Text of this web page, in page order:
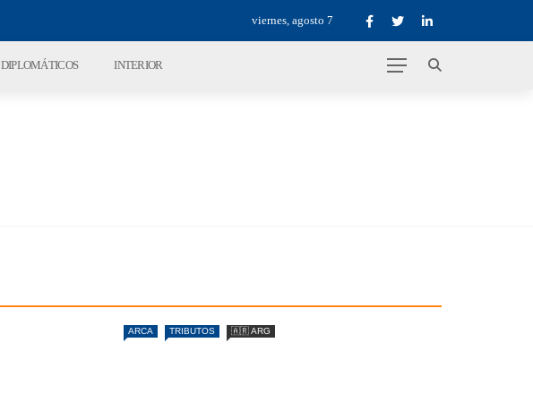
viernes, agosto 7
DIPLOMÁTICOS INTERIOR
ARCA TRIBUTOS 🇦🇷 ARG